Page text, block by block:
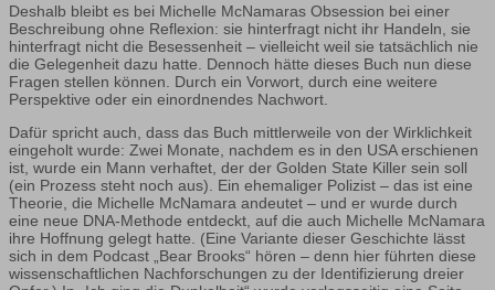
Deshalb bleibt es bei Michelle McNamaras Obsession bei einer
Beschreibung ohne Reflexion: sie hinterfragt nicht ihr Handeln, sie
hinterfragt nicht die Besessenheit – vielleicht weil sie tatsächlich nie
die Gelegenheit dazu hatte. Dennoch hätte dieses Buch nun diese
Fragen stellen können. Durch ein Vorwort, durch eine weitere
Perspektive oder ein einordnendes Nachwort.
Dafür spricht auch, dass das Buch mittlerweile von der Wirklichkeit
eingeholt wurde: Zwei Monate, nachdem es in den USA erschienen
ist, wurde ein Mann verhaftet, der der Golden State Killer sein soll
(ein Prozess steht noch aus). Ein ehemaliger Polizist – das ist eine
Theorie, die Michelle McNamara andeutet – und er wurde durch
eine neue DNA-Methode entdeckt, auf die auch Michelle McNamara
ihre Hoffnung gelegt hatte. (Eine Variante dieser Geschichte lässt
sich in dem Podcast „Bear Brooks“ hören – denn hier führten diese
wissenschaftlichen Nachforschungen zu der Identifizierung dreier